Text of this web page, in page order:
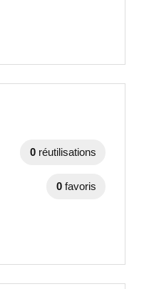
0 réutilisations
0 favoris